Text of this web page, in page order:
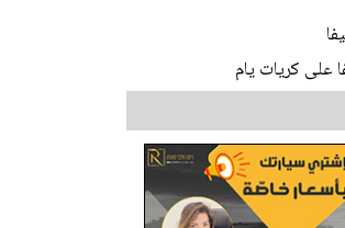
على كريات يام